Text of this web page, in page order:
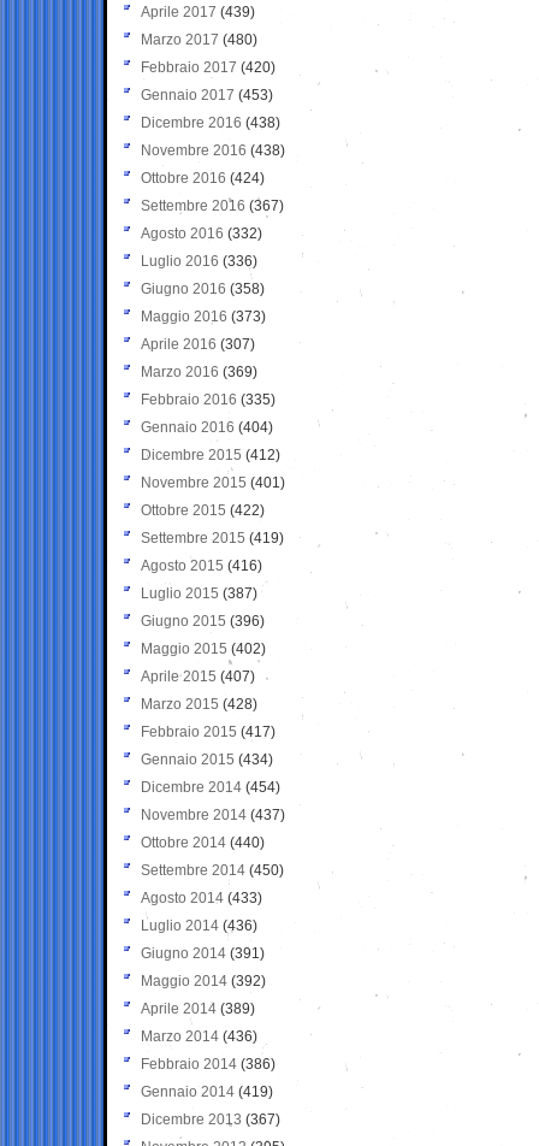
Aprile 2017 (439)
Marzo 2017 (480)
Febbraio 2017 (420)
Gennaio 2017 (453)
Dicembre 2016 (438)
Novembre 2016 (438)
Ottobre 2016 (424)
Settembre 2016 (367)
Agosto 2016 (332)
Luglio 2016 (336)
Giugno 2016 (358)
Maggio 2016 (373)
Aprile 2016 (307)
Marzo 2016 (369)
Febbraio 2016 (335)
Gennaio 2016 (404)
Dicembre 2015 (412)
Novembre 2015 (401)
Ottobre 2015 (422)
Settembre 2015 (419)
Agosto 2015 (416)
Luglio 2015 (387)
Giugno 2015 (396)
Maggio 2015 (402)
Aprile 2015 (407)
Marzo 2015 (428)
Febbraio 2015 (417)
Gennaio 2015 (434)
Dicembre 2014 (454)
Novembre 2014 (437)
Ottobre 2014 (440)
Settembre 2014 (450)
Agosto 2014 (433)
Luglio 2014 (436)
Giugno 2014 (391)
Maggio 2014 (392)
Aprile 2014 (389)
Marzo 2014 (436)
Febbraio 2014 (386)
Gennaio 2014 (419)
Dicembre 2013 (367)